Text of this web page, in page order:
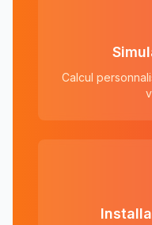
Calcul